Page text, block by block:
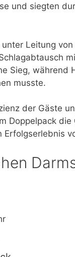
und siegten
Leitung
Sieg, während
musste.
der Gäste
Doppelpack